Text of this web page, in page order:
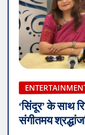
‘सिंदूर’ के साथ
संगीतमय